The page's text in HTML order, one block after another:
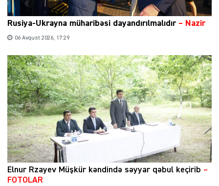
Rusiya-Ukrayna müharibəsi dayandırılmalıdır– Nazir
06 Avqust 2026, 17:29
Elnur Rzayev Müşkür kəndində səyyar qəbul keçirib –
FOTOLAR